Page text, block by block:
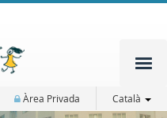
Àrea Privada Català